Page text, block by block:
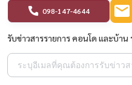
✅新房间，新电器
✅ 由律师事务所准备的简洁、公
询问/参观房间
098-147-4644
รับข่าวสารรายการ คอนโด และบ้าน